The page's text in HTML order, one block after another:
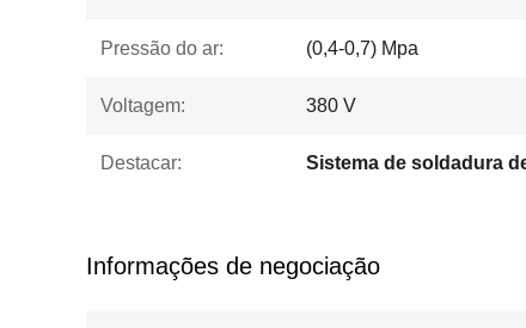
Pressão do ar: (0,4-0,7) Mpa
Voltagem: 380 V
Destacar:
Informações de negociação